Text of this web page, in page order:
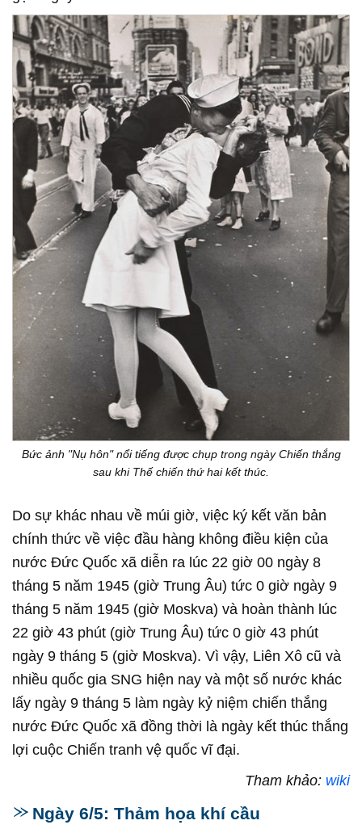
Bức ảnh "Nụ hôn" nổi tiếng được chụp trong ngày Chiến thắng
sau khi Thế chiến thứ hai kết thúc.
Do sự khác nhau về múi giờ, việc ký kết văn bản
chính thức về việc đầu hàng không điều kiện của
nước Đức Quốc xã diễn ra lúc 22 giờ 00 ngày 8
tháng 5 năm 1945 (giờ Trung Âu) tức 0 giờ ngày 9
tháng 5 năm 1945 (giờ Moskva) và hoàn thành lúc
22 giờ 43 phút (giờ Trung Âu) tức 0 giờ 43 phút
ngày 9 tháng 5 (giờ Moskva). Vì vậy, Liên Xô cũ và
nhiều quốc gia SNG hiện nay và một số nước khác
lấy ngày 9 tháng 5 làm ngày kỷ niệm chiến thắng
nước Đức Quốc xã đồng thời là ngày kết thúc thắng
lợi cuộc Chiến tranh vệ quốc vĩ đại.
Tham khảo: wiki
Ngày 6/5: Thảm họa khí cầu